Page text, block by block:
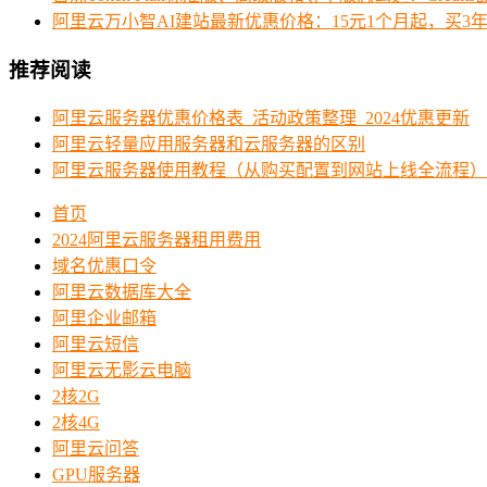
阿里云万小智AI建站最新优惠价格：15元1个月起，买3
推荐阅读
阿里云服务器优惠价格表_活动政策整理_2024优惠更新
阿里云轻量应用服务器和云服务器的区别
阿里云服务器使用教程（从购买配置到网站上线全流程）
首页
2024阿里云服务器租用费用
域名优惠口令
阿里云数据库大全
阿里企业邮箱
阿里云短信
阿里云无影云电脑
2核2G
2核4G
阿里云问答
GPU服务器